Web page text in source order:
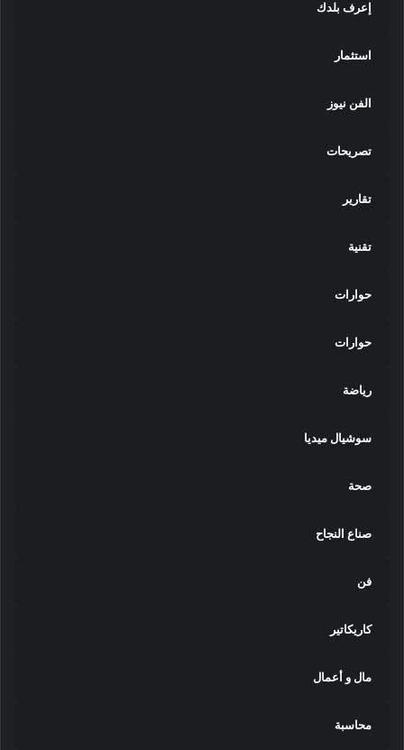
إعرف بلدك
استثمار
الفن نيوز
تصريحات
تقارير
تقنية
حوارات
حوارات
رياضة
سوشيال ميديا
صحة
صناع النجاح
فن
كاريكاتير
مال و أعمال
محاسبة